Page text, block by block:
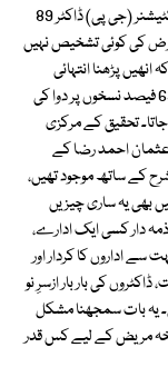
تحقیق سے معلوم ہوا کہ طبی قواعد کے برعکس جنرل پریکٹیشنر (جی پی) ڈاکٹر 89
78 فیصد نسخوں پر مرض کی کوئی تشخیص نہیں
کہ انھیں پڑھنا انتہائی
مشکل ہوتا ہے۔ اور تو اور، تحقیق کے دوران دریافت ہوا کہ 63 فیصد نسخوں پر دوا کی
کیا جاتا۔ تحقیق کے مرکزی
عثمان احمد رضا کے
کے ساتھ موجود تھیں،
بھی یہ ساری چیزیں
دار کسی ایک ادارے،
سے اداروں کا کردار اور
کی بار بار ازسرِ نو
یہ بات سمجھنا مشکل
مریض کے لیے کس قدر